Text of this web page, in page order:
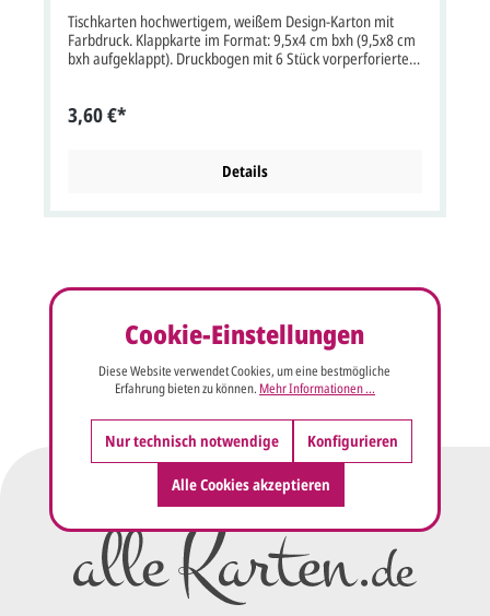
Tischkarten hochwertigem, weißem Design-Karton mit
Farbdruck. Klappkarte im Format: 9,5x4 cm bxh (9,5x8 cm
bxh aufgeklappt). Druckbogen mit 6 Stück vorperforierten
Passende Karten: <table "="" width="100%" border="0">
EinladungskarteMenükarteDankkartefc551448fc551451fc
3,60 €*
Details
Cookie-Einstellungen
Diese Website verwendet Cookies, um eine bestmögliche
Erfahrung bieten zu können. Mehr Informationen ...
Nur technisch notwendige Konfigurieren
Alle Cookies akzeptieren